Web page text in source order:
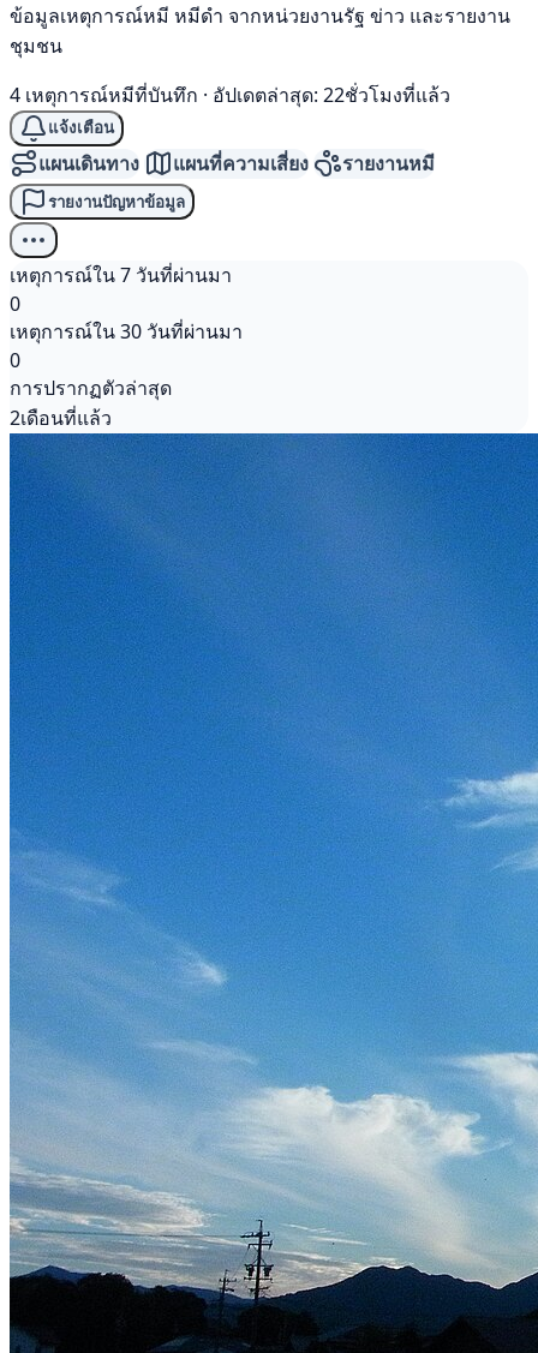
ข้อมูลเหตุการณ์หมี หมีดำ จากหน่วยงานรัฐ ข่าว และรายงาน
ชุมชน
4 เหตุการณ์หมีที่บันทึก · อัปเดตล่าสุด: 22ชั่วโมงที่แล้ว
แจ้งเตือน
แผนเดินทาง แผนที่ความเสี่ยง รายงานหมี
รายงานปัญหาข้อมูล
เหตุการณ์ใน 7 วันที่ผ่านมา
0
เหตุการณ์ใน 30 วันที่ผ่านมา
0
การปรากฏตัวล่าสุด
2เดือนที่แล้ว